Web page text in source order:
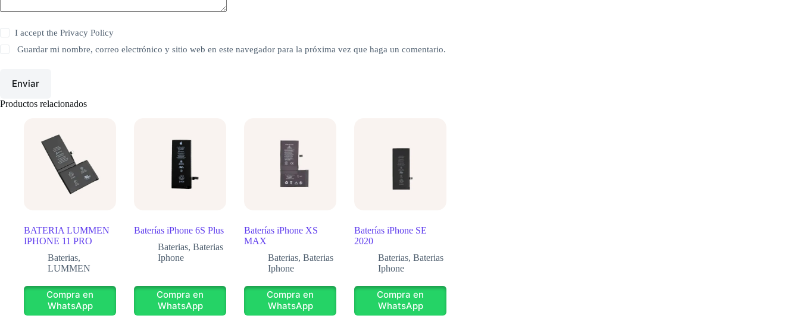
I accept thePrivacy Policy
Guardar mi nombre, correo electrónico y sitio web en este navegador para la próxima vez que haga un comentario.
Enviar
Productos relacionados
BATERIA LUMMEN
IPHONE 11 PRO
Baterias,
LUMMEN
Compra en
WhatsApp
Baterías iPhone 6S Plus
Baterias, Baterias
Iphone
Compra en
WhatsApp
Baterías iPhone XS
MAX
Baterias, Baterias
Iphone
Compra en
WhatsApp
Baterías iPhone SE
2020
Baterias, Baterias
Iphone
Compra en
WhatsApp